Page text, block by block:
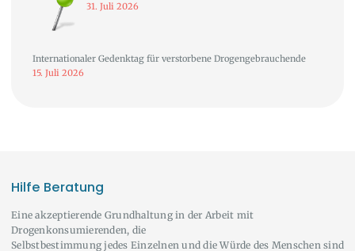
31. Juli 2026
Internationaler Gedenktag für verstorbene Drogengebrauchende
15. Juli 2026
Hilfe Beratung
Eine akzeptierende Grundhaltung in der Arbeit mit
Drogenkonsumierenden, die
Selbstbestimmung jedes Einzelnen und die Würde des Menschen sind